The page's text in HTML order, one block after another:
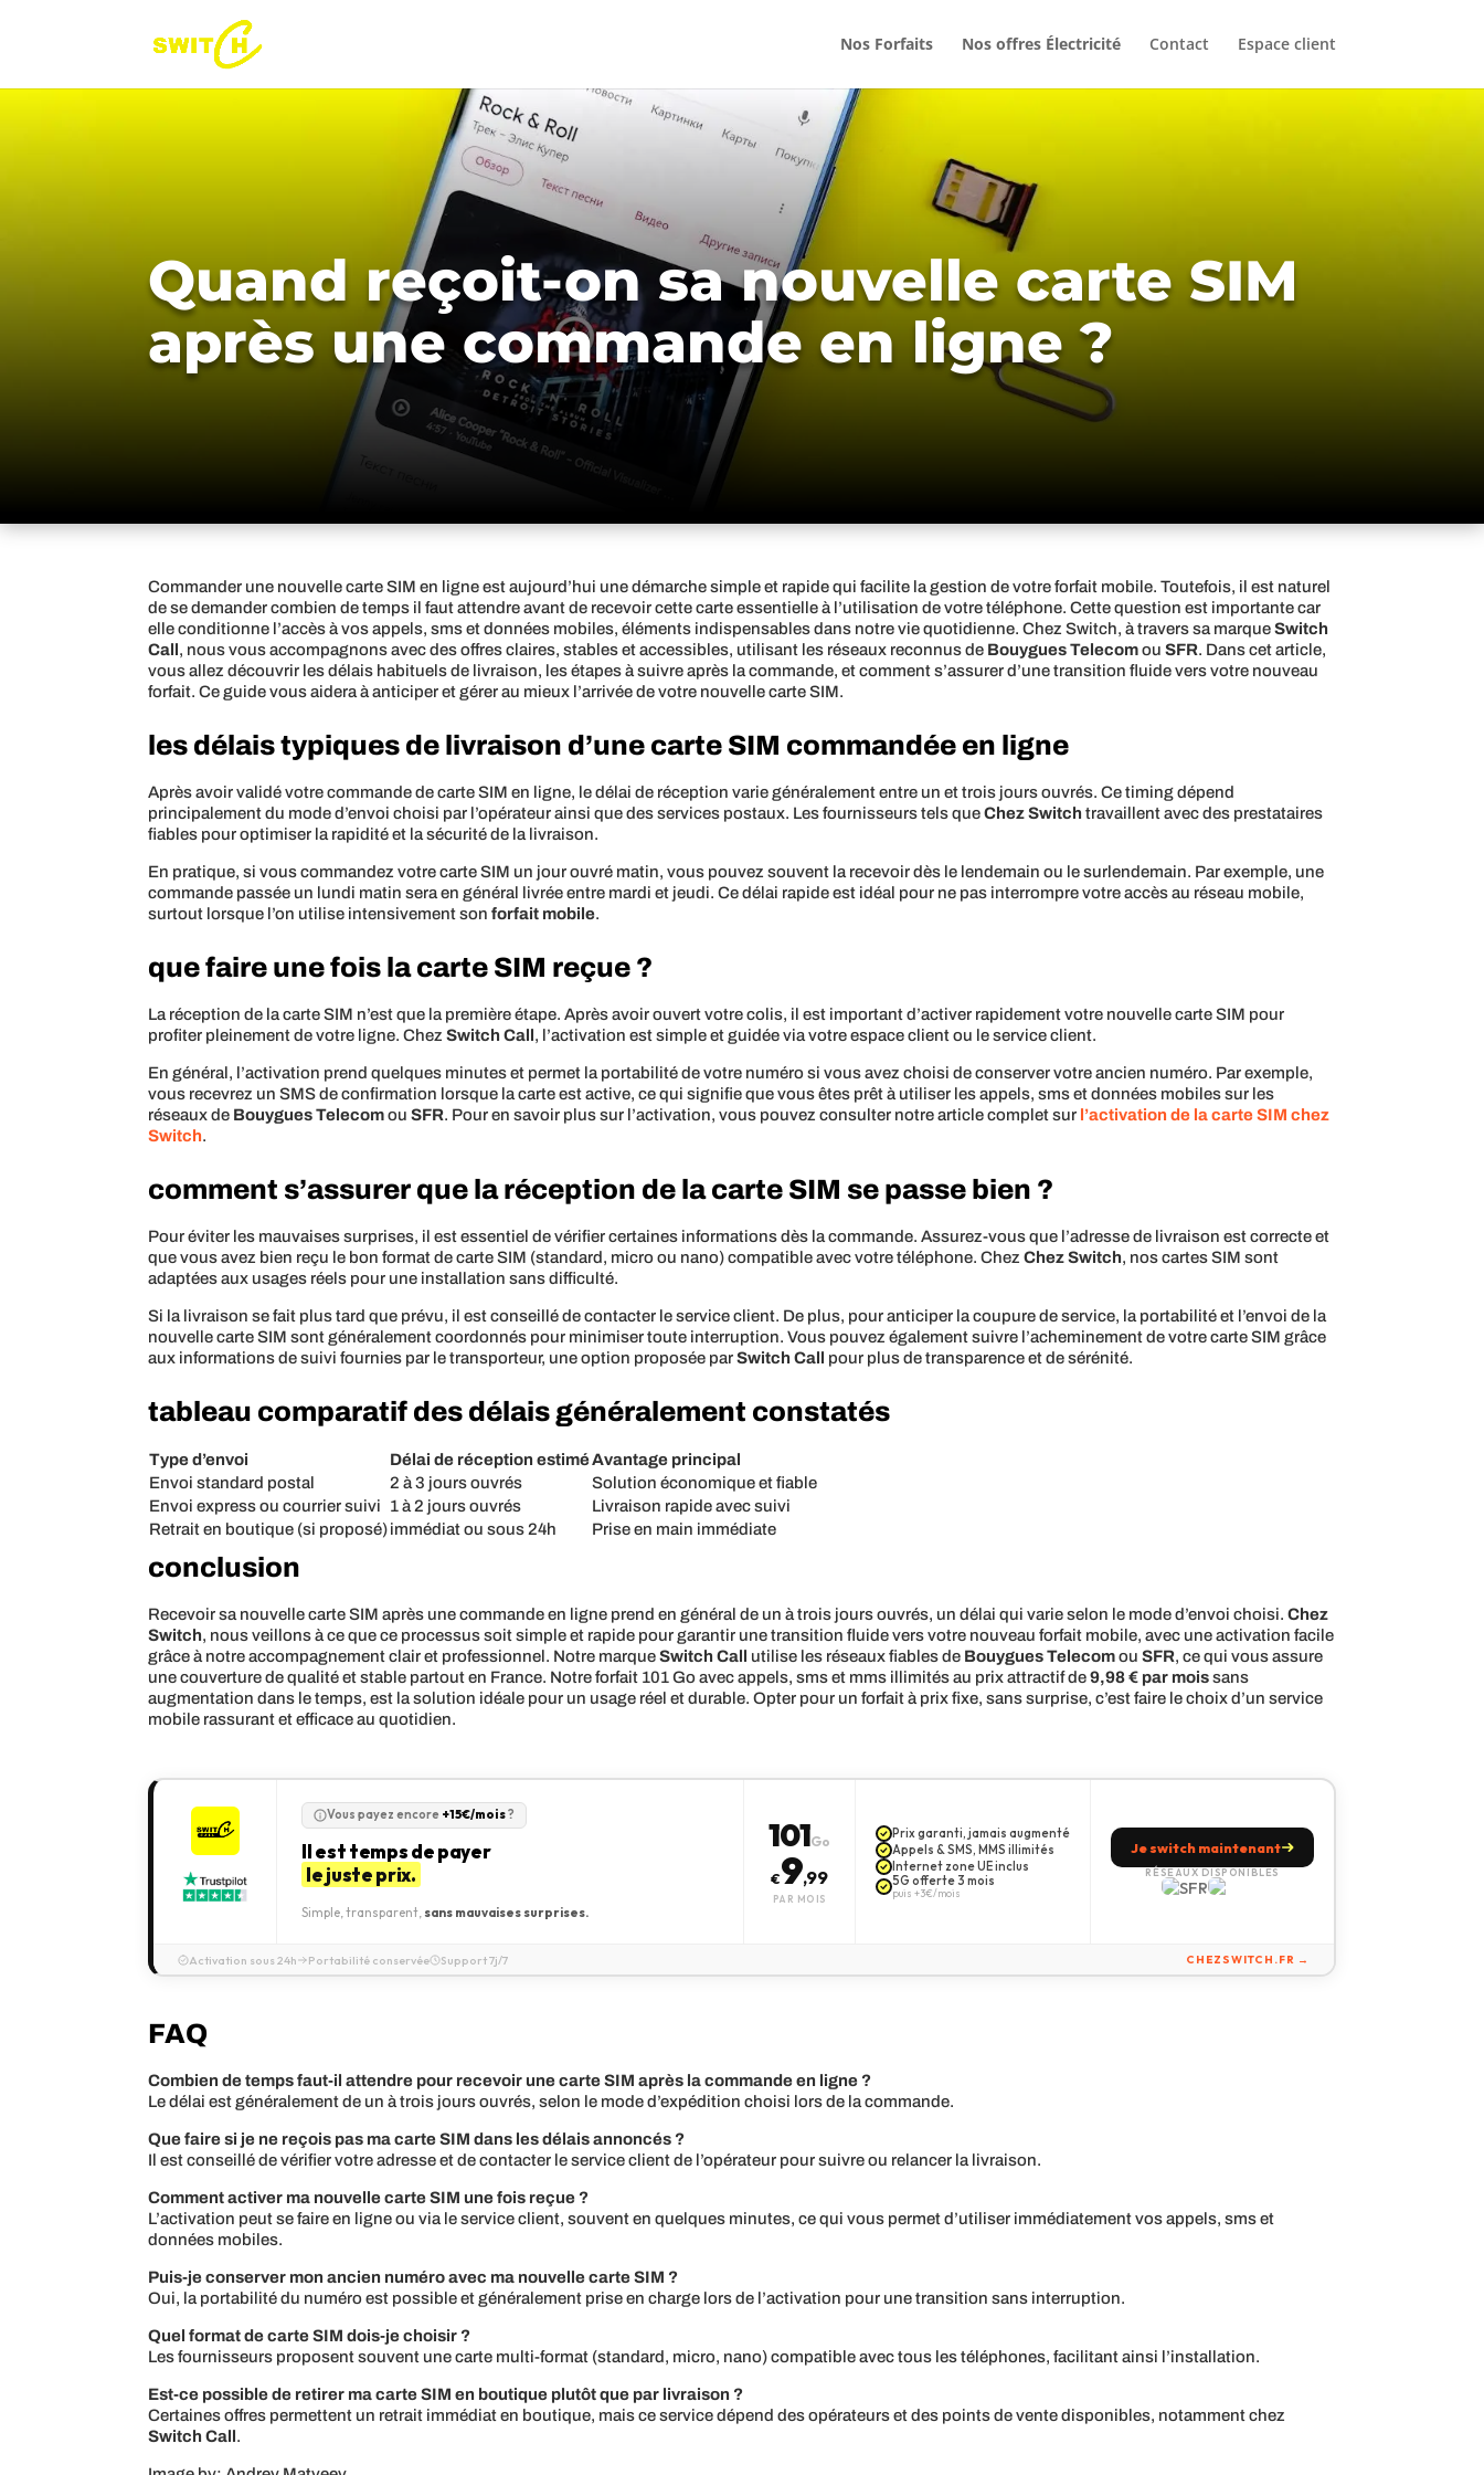
Nos Forfaits Nos offres Électricité Contact Espace client
Quand reçoit-on sa nouvelle carte SIM
après une commande en ligne ?
Commander une nouvelle carte SIM en ligne est aujourd’hui une démarche simple et rapide qui facilite la gestion de votre forfait mobile. Toutefois, il est naturel
de se demander combien de temps il faut attendre avant de recevoir cette carte essentielle à l’utilisation de votre téléphone. Cette question est importante car
elle conditionne l’accès à vos appels, sms et données mobiles, éléments indispensables dans notre vie quotidienne. Chez Switch, à travers sa marqueSwitch
Call, nous vous accompagnons avec des offres claires, stables et accessibles, utilisant les réseaux reconnus de Bouygues TelecomouSFR. Dans cet article,
vous allez découvrir les délais habituels de livraison, les étapes à suivre après la commande, et comment s’assurer d’une transition fluide vers votre nouveau
forfait. Ce guide vous aidera à anticiper et gérer au mieux l’arrivée de votre nouvelle carte SIM.
les délais typiques de livraison d’une carte SIM commandée en ligne
Après avoir validé votre commande de carte SIM en ligne, le délai de réception varie généralement entre un et trois jours ouvrés. Ce timing dépend
principalement du mode d’envoi choisi par l’opérateur ainsi que des services postaux. Les fournisseurs tels queChez Switch travaillent avec des prestataires
fiables pour optimiser la rapidité et la sécurité de la livraison.
En pratique, si vous commandez votre carte SIM un jour ouvré matin, vous pouvez souvent la recevoir dès le lendemain ou le surlendemain. Par exemple, une
commande passée un lundi matin sera en général livrée entre mardi et jeudi. Ce délai rapide est idéal pour ne pas interrompre votre accès au réseau mobile,
surtout lorsque l’on utilise intensivement sonforfait mobile.
que faire une fois la carte SIM reçue ?
La réception de la carte SIM n’est que la première étape. Après avoir ouvert votre colis, il est important d’activer rapidement votre nouvelle carte SIM pour
profiter pleinement de votre ligne. ChezSwitch Call, l’activation est simple et guidée via votre espace client ou le service client.
En général, l’activation prend quelques minutes et permet la portabilité de votre numéro si vous avez choisi de conserver votre ancien numéro. Par exemple,
vous recevrez un SMS de confirmation lorsque la carte est active, ce qui signifie que vous êtes prêt à utiliser les appels, sms et données mobiles sur les
réseaux de Bouygues TelecomouSFR. Pour en savoir plus sur l’activation, vous pouvez consulter notre article complet sur l’activation de la carte SIM chez
Switch.
comment s’assurer que la réception de la carte SIM se passe bien ?
Pour éviter les mauvaises surprises, il est essentiel de vérifier certaines informations dès la commande. Assurez-vous que l’adresse de livraison est correcte et
que vous avez bien reçu le bon format de carte SIM (standard, micro ou nano) compatible avec votre téléphone. ChezChez Switch, nos cartes SIM sont
adaptées aux usages réels pour une installation sans difficulté.
Si la livraison se fait plus tard que prévu, il est conseillé de contacter le service client. De plus, pour anticiper la coupure de service, la portabilité et l’envoi de la
nouvelle carte SIM sont généralement coordonnés pour minimiser toute interruption. Vous pouvez également suivre l’acheminement de votre carte SIM grâce
aux informations de suivi fournies par le transporteur, une option proposée parSwitch Call pour plus de transparence et de sérénité.
tableau comparatif des délais généralement constatés
Type d’envoi Délai de réception estiméAvantage principal
Envoi standard postal
2 à 3 jours ouvrés
Solution économique et fiable
Envoi express ou courrier suivi
1 à 2 jours ouvrés
Livraison rapide avec suivi
Retrait en boutique (si proposé)immédiat ou sous 24h Prise en main immédiate
conclusion
Recevoir sa nouvelle carte SIM après une commande en ligne prend en général de un à trois jours ouvrés, un délai qui varie selon le mode d’envoi choisi.Chez
Switch, nous veillons à ce que ce processus soit simple et rapide pour garantir une transition fluide vers votre nouveau forfait mobile, avec une activation facile
grâce à notre accompagnement clair et professionnel. Notre marqueSwitch Call utilise les réseaux fiables de Bouygues TelecomouSFR, ce qui vous assure
une couverture de qualité et stable partout en France. Notre forfait 101 Go avec appels, sms et mms illimités au prix attractif de9,98 € par moissans
augmentation dans le temps, est la solution idéale pour un usage réel et durable. Opter pour un forfait à prix fixe, sans surprise, c’est faire le choix d’un service
mobile rassurant et efficace au quotidien.
Vous payez encore +15€/mois?
Il est temps de payer
le juste prix.
Simple, transparent, sans mauvaises surprises.
101Go
€9,99
PAR MOIS
Prix garanti, jamais augmenté
Appels & SMS, MMS illimités
Internet zone UE inclus
5G offerte 3 mois
puis +3€/mois
Je switch maintenant
RÉSEAUX DISPONIBLES
Activation sous 24h Portabilité conservée Support 7j/7 CHEZSWITCH.FR →
FAQ
Combien de temps faut-il attendre pour recevoir une carte SIM après la commande en ligne ?
Le délai est généralement de un à trois jours ouvrés, selon le mode d’expédition choisi lors de la commande.
Que faire si je ne reçois pas ma carte SIM dans les délais annoncés ?
Il est conseillé de vérifier votre adresse et de contacter le service client de l’opérateur pour suivre ou relancer la livraison.
Comment activer ma nouvelle carte SIM une fois reçue ?
L’activation peut se faire en ligne ou via le service client, souvent en quelques minutes, ce qui vous permet d’utiliser immédiatement vos appels, sms et
données mobiles.
Puis-je conserver mon ancien numéro avec ma nouvelle carte SIM ?
Oui, la portabilité du numéro est possible et généralement prise en charge lors de l’activation pour une transition sans interruption.
Quel format de carte SIM dois-je choisir ?
Les fournisseurs proposent souvent une carte multi-format (standard, micro, nano) compatible avec tous les téléphones, facilitant ainsi l’installation.
Est-ce possible de retirer ma carte SIM en boutique plutôt que par livraison ?
Certaines offres permettent un retrait immédiat en boutique, mais ce service dépend des opérateurs et des points de vente disponibles, notamment chez
Switch Call.